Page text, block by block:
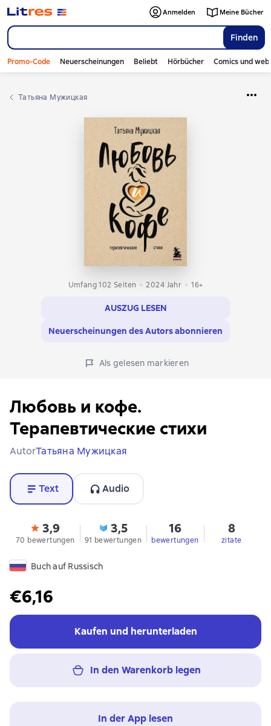
Finden
Anmelden Meine Bücher
Promo-Code Neuerscheinungen Beliebt Hörbücher Comics und
Татьяна Мужицкая
Umfang 102 Seiten 2024 Jahr 16+
AUSZUG LESEN
Neuerscheinungen des Autors abonnieren
Als gelesen markieren
Любовь и кофе.
Терапевтические стихи
AutorТатьяна Мужицкая
Text Audio
3,9
70 bewertungen
3,5
91 bewertungen
16
bewertungen
8
zitate
Buch auf Russisch
€6,16
Kaufen und herunterladen
In den Warenkorb legen
In der App lesen